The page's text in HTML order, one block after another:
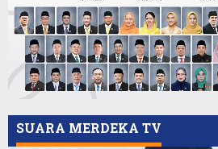
SUARA MERDEKA TV